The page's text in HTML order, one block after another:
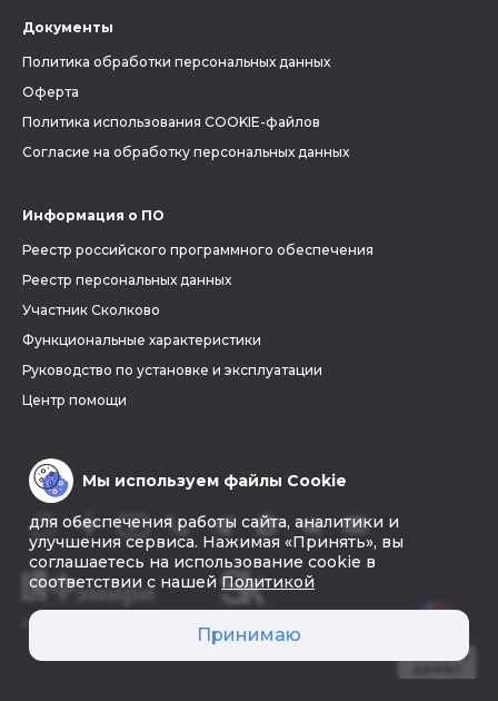
Документы
Политика обработки персональных данных
Оферта
Политика использования COOKIE-файлов
Согласие на обработку персональных данных
Информация о ПО
Реестр российского программного обеспечения
Реестр персональных данных
Участник Сколково
Функциональные характеристики
Руководство по установке и эксплуатации
Центр помощи
© 2026 «Фэмири»
Мы используем файлы Cookie
для обеспечения работы сайта, аналитики и
улучшения сервиса. Нажимая «Принять», вы
соглашаетесь на использование cookie в
соответствии с нашей Политикой
Принимаю
Создать